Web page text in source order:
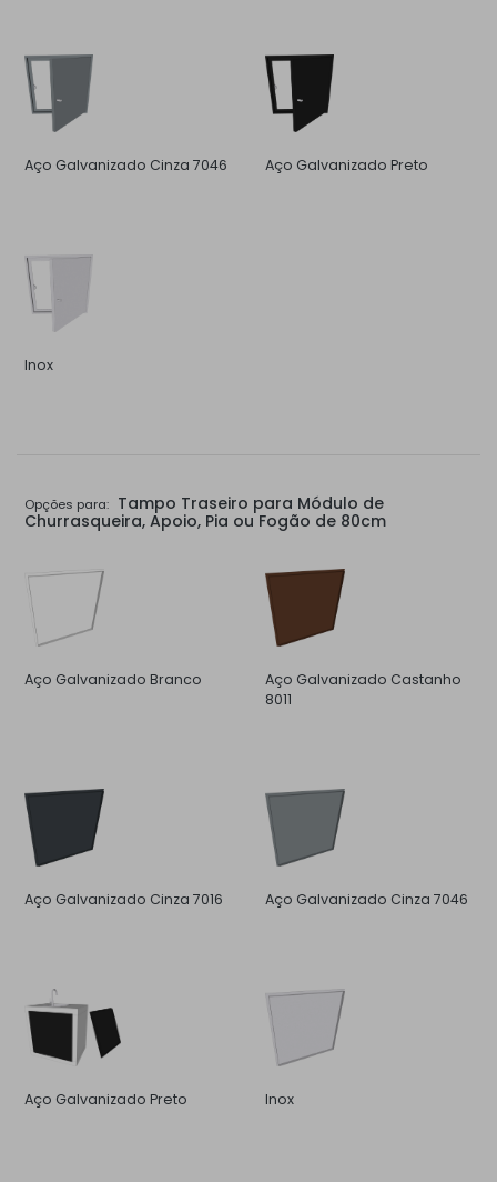
Aço Galvanizado Cinza 7046 Aço Galvanizado Preto
Inox
Opções para: Tampo Traseiro para Módulo de
Churrasqueira, Apoio, Pia ou Fogão de 80cm
Aço Galvanizado Branco
Aço Galvanizado Castanho
8011
Aço Galvanizado Cinza 7016 Aço Galvanizado Cinza 7046
Aço Galvanizado Preto Inox